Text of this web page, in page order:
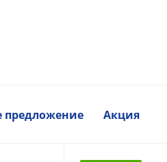
предложение Акция